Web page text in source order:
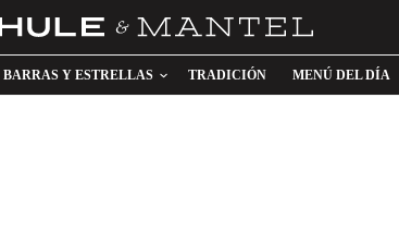
BARRAS Y ESTRELLAS TRADICIÓN MENÚ DEL DÍA